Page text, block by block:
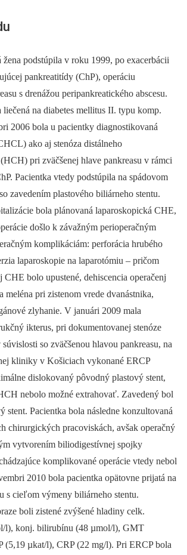
žena podstúpila v roku 1999, po exacerbácii
pankreatitídy (ChP), operáciu
s drenážou peripankreatického abscesu.
na diabetes mellitus II. typu komp.
2006 bola u pacientky diagnostikovaná
ako aj stenóza distálneho
pri zväčšenej hlave pan­kreasu v rámci
Pacientka vtedy podstúpila na spádovom
zavedením plastového biliárneho stentu.
bola plánovaná laparoskopická CHE,
došlo k závažným perioperačným
komplikáciám: perforácia hrubého
laparoskopie na laparotómiu –⁠ pričom
CHE bolo upustené, dehiscencia operačenj
meléna pri zistenom vrede dvanástnika,
zlyhanie. V januári 2009 mala
ikterus, pri dokumentovanej stenóze
so zväčšenou hlavou pankreasu, na
kliniky v Košiciach vykonané ERCP
dislokovaný pôvodný plastový stent,
nebolo možné extrahovať. Zavedený bol
stent. Pacientka bola následne konzultovaná
chirurgických pracoviskách, avšak operačný
vytvorením biliodigestívnej spojky
komplikované operácie vtedy nebol
2010 bola pacientka opätovne prijatá na
s cieľom výmeny biliárneho stentu.
boli zistené zvýšené hladiny celk.
l), konj. bilirubínu (48 µmol/l), GMT
(5,19 µkat/l), CRP (22 mg/l). Pri ERCP bola